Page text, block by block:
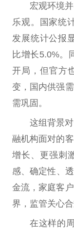
宏观环境
乐观。
国家统
发展统计公报
比增长5.0%。
开局，但官方
变，国内供强
需巩固。
这组背景对
融机构面对的
增长、更强刺
感、确定性 、
金流，家庭客
界，监管关心
在这样的